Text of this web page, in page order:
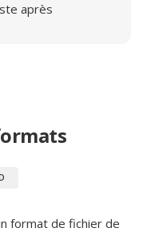
après
format de fichier de